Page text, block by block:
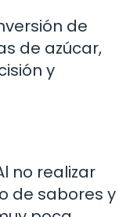
de
de azúcar,
y
no realizar
de sabores y